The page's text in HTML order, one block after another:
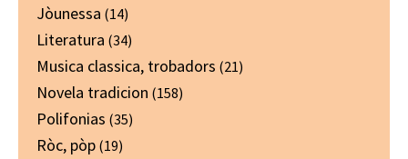
Jòunessa (14)
Literatura (34)
Musica classica, trobadors (21)
Novela tradicion (158)
Polifonias (35)
Ròc, pòp (19)